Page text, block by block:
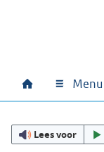
Hoofdnavigatie
Home Menu
Lees voor